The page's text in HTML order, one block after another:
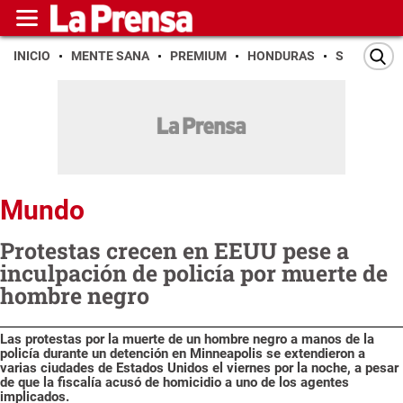
INICIO MENTE SANA PREMIUM HONDURAS SAN PEDRO
Mundo
Protestas crecen en EEUU pese a
inculpación de policía por muerte de
hombre negro
Las protestas por la muerte de un hombre negro a manos de la
policía durante un detención en Minneapolis se extendieron a
varias ciudades de Estados Unidos el viernes por la noche, a pesar
de que la fiscalía acusó de homicidio a uno de los agentes
implicados.